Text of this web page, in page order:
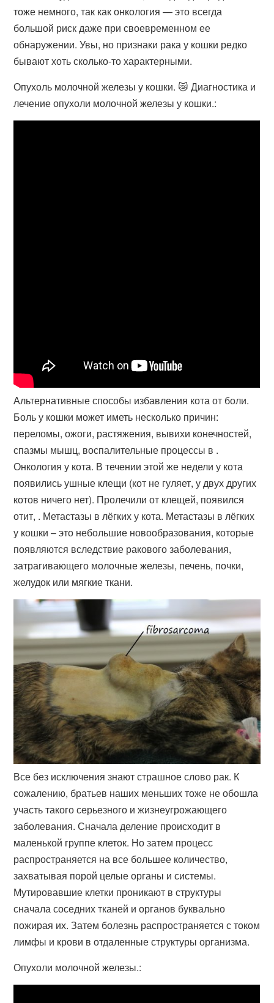
тоже немного, так как онкология — это всегда
большой риск даже при своевременном ее
обнаружении. Увы, но признаки рака у кошки редко
бывают хоть сколько-то характерными.
Опухоль молочной железы у кошки. 😿 Диагностика и
лечение опухоли молочной железы у кошки.:
Альтернативные способы избавления кота от боли.
Боль у кошки может иметь несколько причин:
переломы, ожоги, растяжения, вывихи конечностей,
спазмы мышц, воспалительные процессы в .
Онкология у кота. В течении этой же недели у кота
появились ушные клещи (кот не гуляет, у двух других
котов ничего нет). Пролечили от клещей, появился
отит, . Метастазы в лёгких у кота. Метастазы в лёгких
у кошки – это небольшие новообразования, которые
появляются вследствие ракового заболевания,
затрагивающего молочные железы, печень, почки,
желудок или мягкие ткани.
Все без исключения знают страшное слово рак. К
сожалению, братьев наших меньших тоже не обошла
участь такого серьезного и жизнеугрожающего
заболевания. Сначала деление происходит в
маленькой группе клеток. Но затем процесс
распространяется на все большее количество,
захватывая порой целые органы и системы.
Мутировавшие клетки проникают в структуры
сначала соседних тканей и органов буквально
пожирая их. Затем болезнь распространяется с током
лимфы и крови в отдаленные структуры организма.
Опухоли молочной железы.: